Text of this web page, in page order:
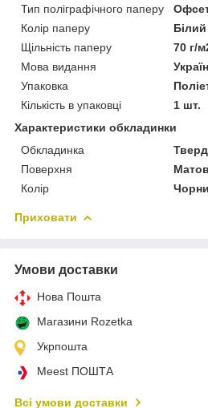
Тип поліграфічного паперу
Колір паперу
Білий
Щільність паперу
70 г/
Мова видання
Упаковка
Кількість в упаковці
1 шт.
Характеристики обкладинки
Обкладинка
Поверхня
Колір
Приховати
Умови доставки
Нова Пошта
Магазини Rozetka
Укрпошта
Meest ПОШТА
Всі умови доставки